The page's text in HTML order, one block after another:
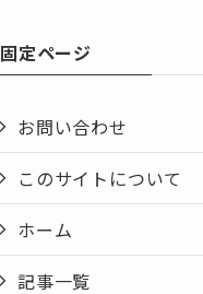
固定ページ
お問い合わせ
このサイトについて
ホーム
記事一覧